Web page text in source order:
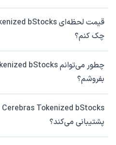
چک کنم؟
بفروشم؟
پشتیبانی می‌کند؟